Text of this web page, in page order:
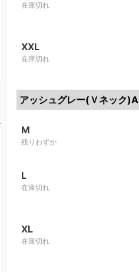
在庫切れ
XXL
在庫切れ
アッシュグレー(Ｖネック)A
M
残りわずか
L
在庫切れ
XL
在庫切れ